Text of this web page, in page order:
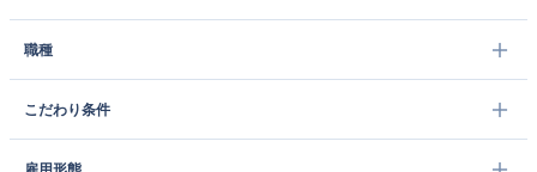
職種
こだわり条件